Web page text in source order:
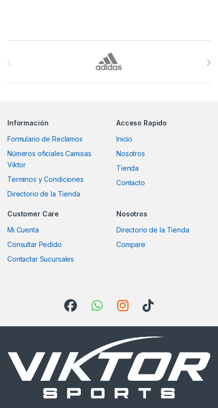
Información
Formulario de Reclamos
Números oficiales Camisas
Viktor
Terminos y Condiciones
Directorio de la Tienda
Acceso Rapido
Inicio
Nosotros
Tienda
Contacto
Customer Care
Mi Cuenta
Consultar Pedido
Contactar Sucursales
Nosotros
Directorio de la Tienda
Compare